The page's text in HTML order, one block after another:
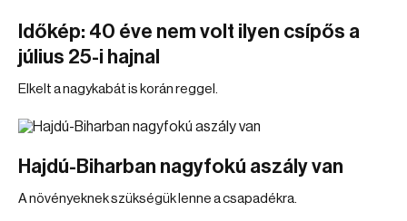
Időkép: 40 éve nem volt ilyen csípős a
július 25-i hajnal
Elkelt a nagykabát is korán reggel.
Hajdú-Biharban nagyfokú aszály van
A növényeknek szükségük lenne a csapadékra.